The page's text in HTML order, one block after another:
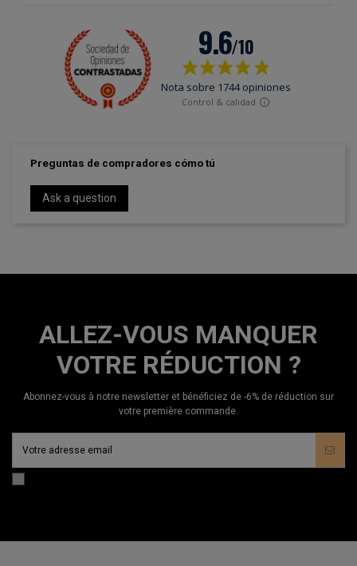
Preguntas de compradores cómo tú
Ask a question
ALLEZ-VOUS MANQUER
VOTRE RÉDUCTION ?
Abonnez-vous à notre newsletter et bénéficiez de -6% de réduction sur
votre première commande.